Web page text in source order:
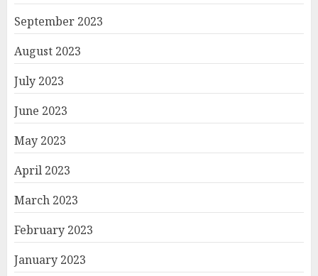
September 2023
August 2023
July 2023
June 2023
May 2023
April 2023
March 2023
February 2023
January 2023